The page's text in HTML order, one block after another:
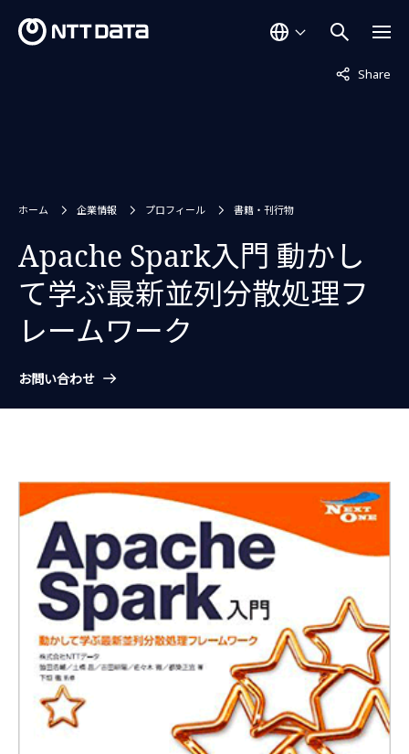
Share
非表示中
ホーム 企業情報 プロフィール 書籍・刊行物
Apache Spark入門 動かし
て学ぶ最新並列分散処理フ
レームワーク
お問い合わせ